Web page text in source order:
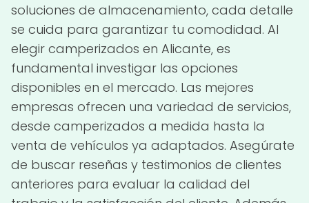
soluciones de almacenamiento, cada detalle
se cuida para garantizar tu comodidad. Al
elegir camperizados en Alicante, es
fundamental investigar las opciones
disponibles en el mercado. Las mejores
empresas ofrecen una variedad de servicios,
desde camperizados a medida hasta la
venta de vehículos ya adaptados. Asegúrate
de buscar reseñas y testimonios de clientes
anteriores para evaluar la calidad del